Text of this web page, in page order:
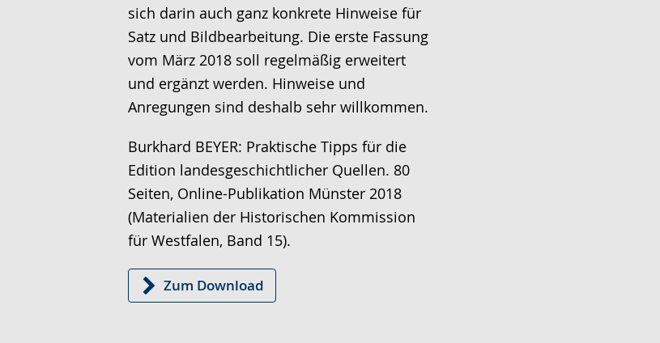
sich darin auch ganz konkrete Hinweise für
Satz und Bildbearbeitung. Die erste Fassung
vom März 2018 soll regelmäßig erweitert
und ergänzt werden. Hinweise und
Anregungen sind deshalb sehr willkommen.
Burkhard BEYER: Praktische Tipps für die
Edition landesgeschichtlicher Quellen. 80
Seiten, Online-Publikation Münster 2018
(Materialien der Historischen Kommission
für Westfalen, Band 15).
Zum Download